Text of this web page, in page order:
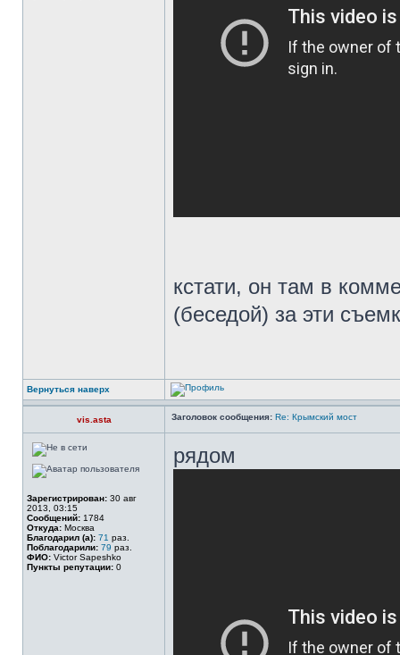
кстати, он там в
(беседой) за эти
Вернуться наверх
vis.asta Заголовок сообщения: Re: Крымский мост
Зарегистрирован: 30 авг
2013, 03:15
Сообщений: 1784
Откуда: Москва
Благодарил (а): 71 раз.
Поблагодарили: 79 раз.
ФИО: Victor Sapeshko
Пункты репутации: 0
рядом